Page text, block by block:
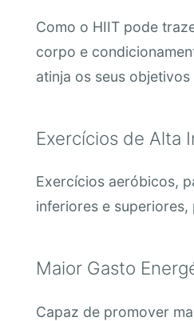
Como o HIIT pode
corpo e
atinja os seus objetivos
Exercícios de Alta
Exercícios aeróbicos,
inferiores e
Maior Gasto
Capaz de promover